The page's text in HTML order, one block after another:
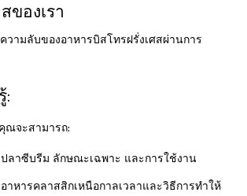
ของเรา
วามลับของอาหารบิสโทรฝรั่งเศสผ่านการ
:
ณจะสามารถ:
ลาซีบรีม ลักษณะเฉพาะ และการใช้งาน
าหารคลาสสิกเหนือกาลเวลาและวิธีการทำให้